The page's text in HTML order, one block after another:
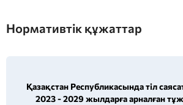
Нормативтік құжаттар
Қазақстан Республикасында тіл
2023 - 2029 жылдарға арналған